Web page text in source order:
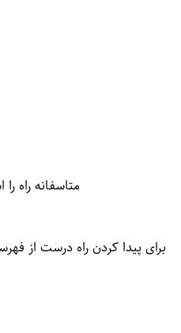
متاسفانه راه
برای پیدا کردن راه درست از